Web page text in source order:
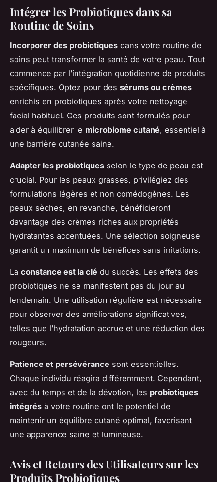
Intégrer les Probiotiques dans sa
Routine de Soins
Incorporer des probiotiques dans votre routine de
soins peut transformer la santé de votre peau. Tout
commence par l’intégration quotidienne de produits
spécifiques. Optez pour des sérums ou crèmes
enrichis en probiotiques après votre nettoyage
facial habituel. Ces produits sont formulés pour
aider à équilibrer le microbiome cutané, essentiel à
une barrière cutanée saine.
Adapter les probiotiques selon le type de peau est
crucial. Pour les peaux grasses, privilégiez des
formulations légères et non comédogènes. Les
peaux sèches, en revanche, bénéficieront
davantage des crèmes riches aux propriétés
hydratantes accentuées. Une sélection soigneuse
garantit un maximum de bénéfices sans irritations.
La constance est la clé du succès. Les effets des
probiotiques ne se manifestent pas du jour au
lendemain. Une utilisation régulière est nécessaire
pour observer des améliorations significatives,
telles que l’hydratation accrue et une réduction des
rougeurs.
Patience et persévérance sont essentielles.
Chaque individu réagira différemment. Cependant,
avec du temps et de la dévotion, les probiotiques
intégrés à votre routine ont le potentiel de
maintenir un équilibre cutané optimal, favorisant
une apparence saine et lumineuse.
Avis et Retours des Utilisateurs sur les
Produits Probiotiques